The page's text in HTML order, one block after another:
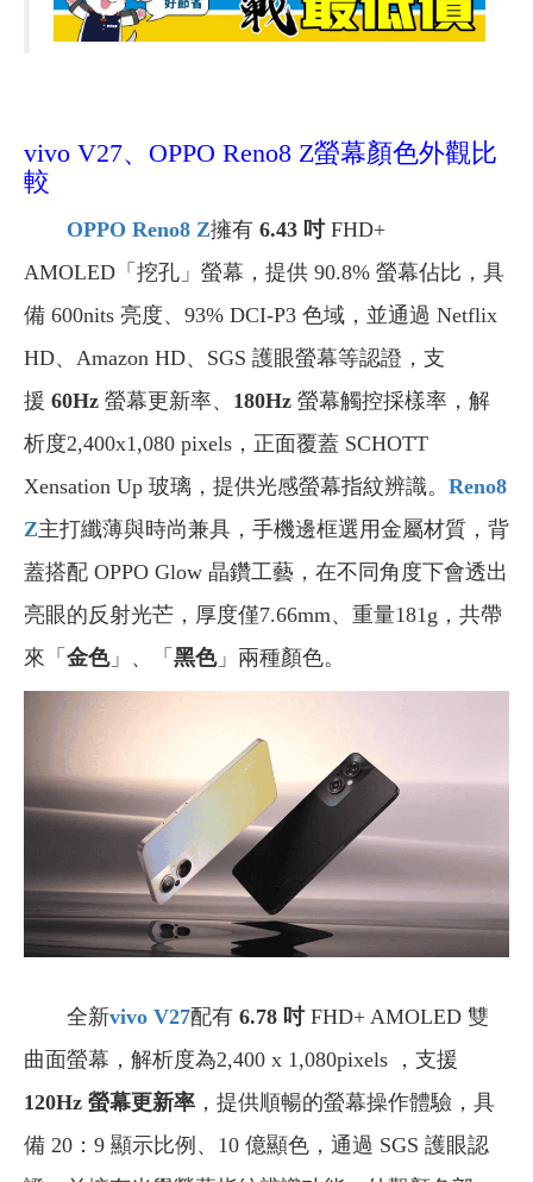
vivo V27、OPPO Reno8 Z螢幕顏色外觀比
較
OPPO Reno8 Z擁有 6.43 吋FHD+
AMOLED「挖孔」螢幕，提供 90.8% 螢幕佔比，具
備 600nits 亮度、93% DCI-P3 色域，並通過 Netflix
HD、Amazon HD、SGS 護眼螢幕等認證，支
援 60Hz 螢幕更新率、 180Hz 螢幕觸控採樣率，解
析度2,400x1,080 pixels，正面覆蓋 SCHOTT
Xensation Up 玻璃，提供光感螢幕指紋辨識。 Reno8
Z主打纖薄與時尚兼具，手機邊框選用金屬材質，背
蓋搭配 OPPO Glow 晶鑽工藝，在不同角度下會透出
亮眼的反射光芒，厚度僅7.66mm、重量181g，共帶
來「 金色」、「 黑色」兩種顏色。
全新vivo V27配有 6.78 吋FHD+ AMOLED 雙
曲面螢幕，解析度為2,400 x 1,080pixels ，支援
120Hz 螢幕更新率 ，提供順暢的螢幕操作體驗，具
備 20：9 顯示比例、10 億顯色，通過 SGS 護眼認